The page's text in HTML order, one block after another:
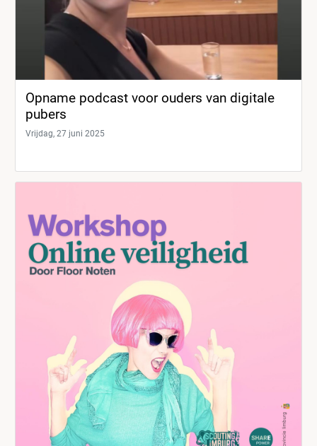
Opname podcast voor ouders van digitale
pubers
Vrijdag, 27 juni 2025